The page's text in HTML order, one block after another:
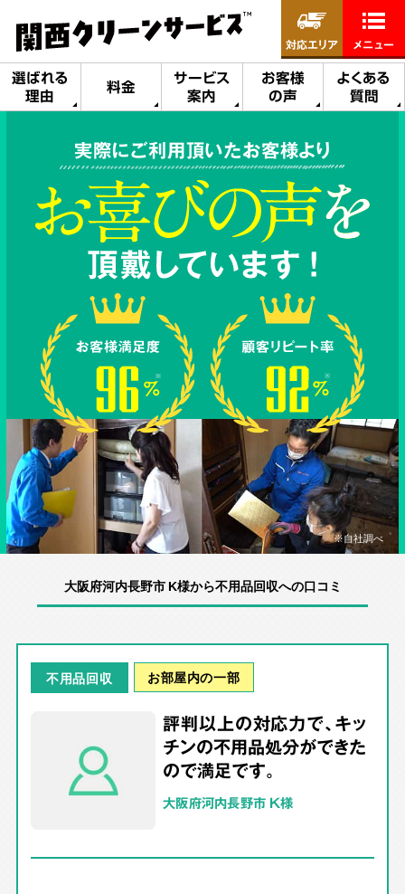
選ばれる
理由
料金
サービス
案内
お客様
の声
よくある
質問
対応エリア メニュー
実際にご利用頂いたお客様より
※自社調べ
大阪府河内長野市 K様から不用品回収への口コミ
不用品回収 お部屋内の一部
評判以上の対応力で、キッ
チンの不用品処分ができた
ので満足です。
大阪府河内長野市 K様